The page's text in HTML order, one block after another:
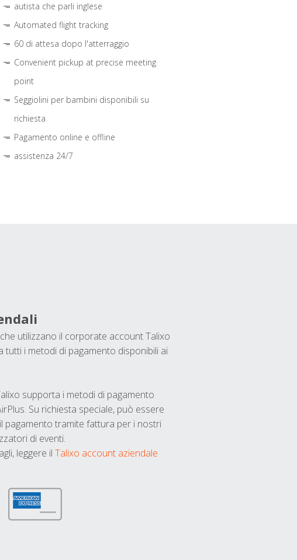
autista che parli inglese
Automated flight tracking
60 di attesa dopo l'atterraggio
Convenient pickup at precise meeting
point
Seggiolini per bambini disponibili su
richiesta
Pagamento online e offline
assistenza 24/7
utilizzano il corporate account Talixo
tutti i metodi di pagamento disponibili ai
supporta i metodi di pagamento
Su richiesta speciale, può essere
pagamento tramite fattura per i nostri
di eventi.
leggere il Talixo account aziendale